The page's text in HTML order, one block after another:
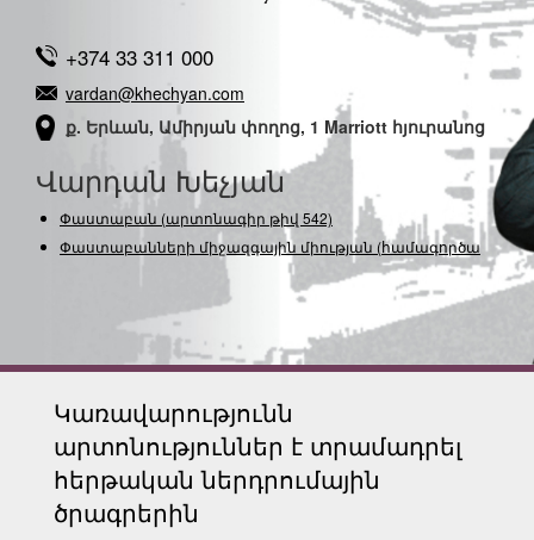
+374 33 311 000
vardan@khechyan.com
ք. Երևան, Ամիրյան փողոց, 1 Marriott հյուրանոց
Վարդան Խեչյան
Փաստաբան (արտոնագիր թիվ 542)
Փաստաբանների միջազգային միության
Կառավարությունն
արտոնություններ է տրամադրել
հերթական ներդրումային
ծրագրերին